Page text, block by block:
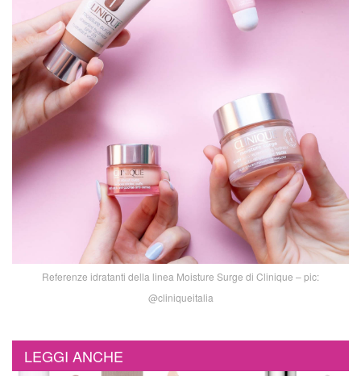
Referenze idratanti della linea Moisture Surge di Clinique – pic:
@cliniqueitalia
LEGGI ANCHE